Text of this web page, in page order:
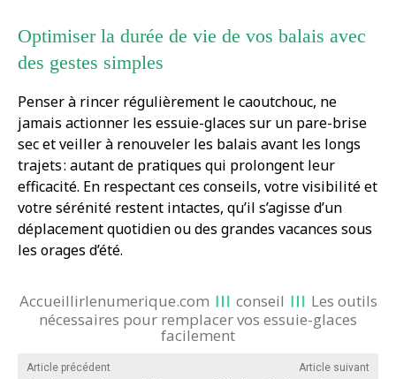
Optimiser la durée de vie de vos balais avec
des gestes simples
Penser à rincer régulièrement le caoutchouc, ne
jamais actionner les essuie-glaces sur un pare-brise
sec et veiller à renouveler les balais avant les longs
trajets : autant de pratiques qui prolongent leur
efficacité. En respectant ces conseils, votre visibilité et
votre sérénité restent intactes, qu’il s’agisse d’un
déplacement quotidien ou des grandes vacances sous
les orages d’été.
Accueillirlenumerique.com conseil
Les outils
nécessaires pour remplacer vos essuie-glaces
facilement
Article précédent Article suivant